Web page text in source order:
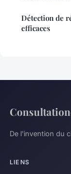
Détection de
efficaces
De l'invention du
LIENS